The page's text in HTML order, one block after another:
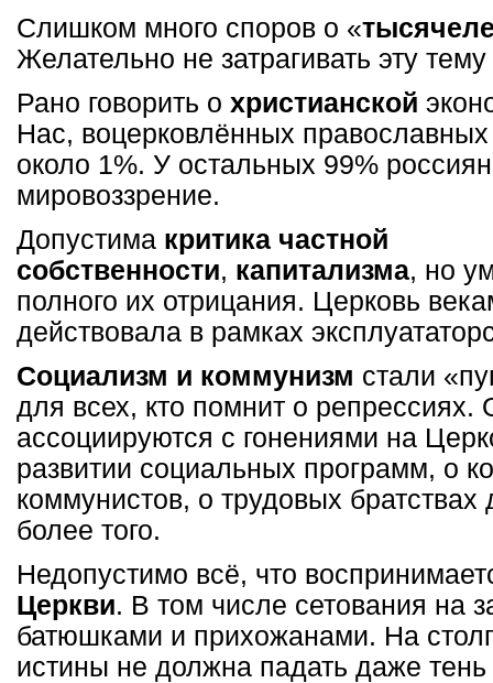
Слишком много споров о «
Желательно не затрагивать эту
Рано говорить о христианской
Нас, воцерковлённых
около 1%. У остальных 99%
мировоззрение.
Допустима критика частной
собственности, капитализма, но
полного их отрицания. Церковь
действовала в рамках
Социализм и коммунизм стали
для всех, кто помнит о репрессиях.
ассоциируются с гонениями на
развитии социальных программ, о
коммунистов, о трудовых
более того.
Недопустимо всё, что
Церкви. В том числе сетования на
батюшками и прихожанами. На
истины не должна падать даже